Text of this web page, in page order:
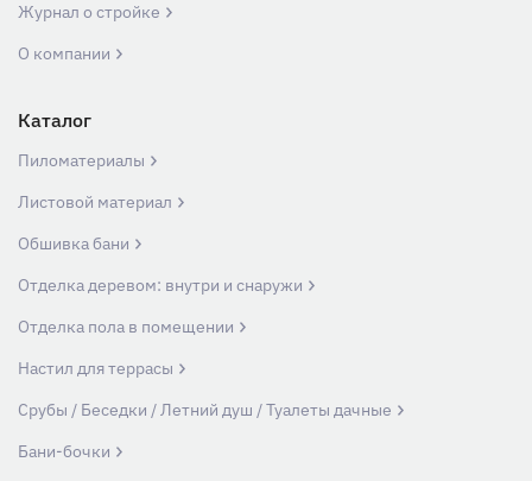
Журнал о стройке
О компании
Каталог
Пиломатериалы
Листовой материал
Обшивка бани
Отделка деревом: внутри и снаружи
Отделка пола в помещении
Настил для террасы
Срубы / Беседки / Летний душ / Туалеты дачные
Бани-бочки